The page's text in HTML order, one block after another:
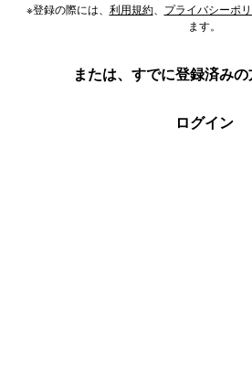
※登録の際には、 利用規約、 プライバシーポ
ます。
または、すでに登録済み
ログイン